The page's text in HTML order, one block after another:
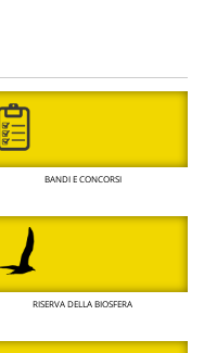
BANDI E CONCORSI
RISERVA DELLA BIOSFERA